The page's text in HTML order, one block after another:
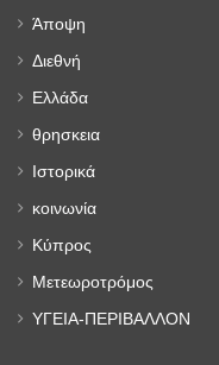
Άποψη
Διεθνή
Ελλάδα
θρησκεια
Ιστορικά
κοινωνία
Κύπρος
Μετεωροτρόμος
ΥΓΕΙΑ-ΠΕΡΙΒΑΛΛΟΝ